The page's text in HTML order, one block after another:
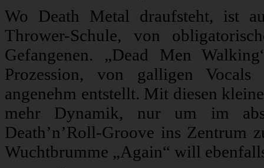
Wo Death Metal draufsteht, ist
Thrower-Schule, von
Gefangenen. „Dead Men
Prozession, von galligen
angenehm entstellt. Mit diesen
mehr Dynamik, nur um im
Death’n’Roll-Groove ins Zentrum
Wuchtbrumme „Again“ will